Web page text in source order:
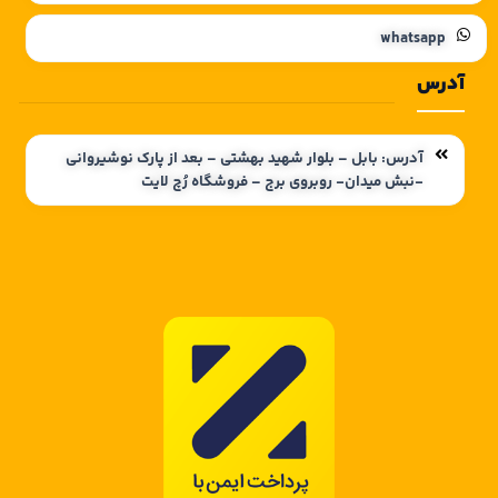
whatsapp
آدرس
آدرس: بابل – بلوار شهید بهشتی – بعد از پارک نوشیروانی
-نبش میدان- روبروی برج – فروشگاه رُچ لایت